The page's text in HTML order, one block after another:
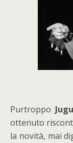
Purtroppo
ottenuto
la novità, mai